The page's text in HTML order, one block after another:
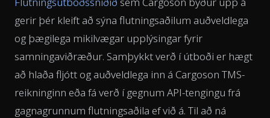
gerir þér kleift að sýna flutningsaðilum auðveldlega
og þægilega mikilvægar upplýsingar fyrir
samningaviðræður. Samþykkt verð í útboði er hægt
að hlaða fljótt og auðveldlega inn á Cargoson TMS-
reikninginn eða fá verð í gegnum API-tengingu frá
gagnagrunnum flutningsaðila ef við á. Til að ná